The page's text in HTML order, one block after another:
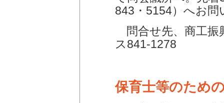
843・5154）へお問
問合せ先、商工
ス841-1278
保育士等のため